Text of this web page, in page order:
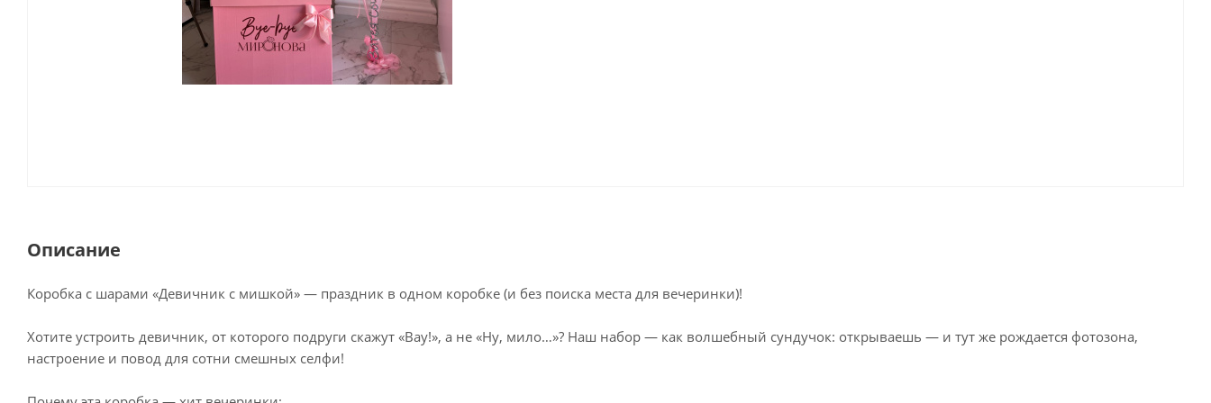
Описание
Коробка с шарами «Девичник с мишкой» — праздник в одном коробке (и без поиска места для вечеринки)!
Хотите устроить девичник, от которого подруги скажут «Вау!», а не «Ну, мило…»? Наш набор — как волшебный сундучок: открываешь — и тут же рождается фотозона,
настроение и повод для сотни смешных селфи!